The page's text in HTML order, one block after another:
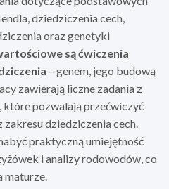
dziedziczenia cech,
oraz genetyki
są ćwiczenia
– genem, jego budową
zawierają liczne zadania z
pozwalają przećwiczyć
dziedziczenia cech.
praktyczną umiejętność
i analizy rodowodów, co
maturze.